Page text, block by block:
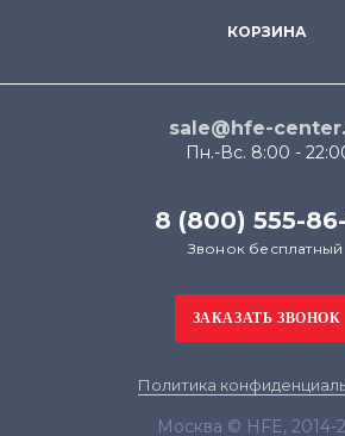
КОРЗИНА
sale@hfe-
Пн.-Вс. 8:00 -
8 (800) 555-
Звонок бесплатный
Политика
Москва © HFE, 2014-